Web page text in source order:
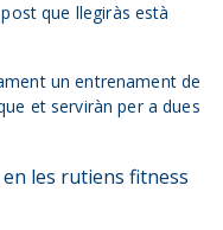
que llegiràs està
un entrenament de
et serviràn per a dues
les rutiens fitness